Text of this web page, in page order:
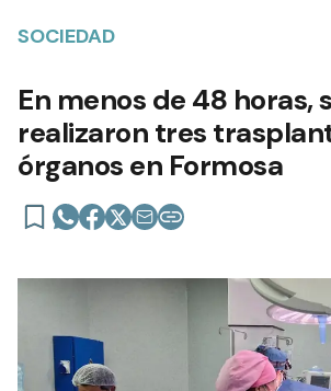
SOCIEDAD
En menos de 48 horas,
realizaron tres
órganos en Formosa